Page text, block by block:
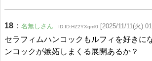
18 ： 名無しさん ID:ID:HZ2YXqml0 [2025/11/11(火)
セラフィムハンコックもルフィを好きに
ンコックが嫉妬しまくる展開あるか？